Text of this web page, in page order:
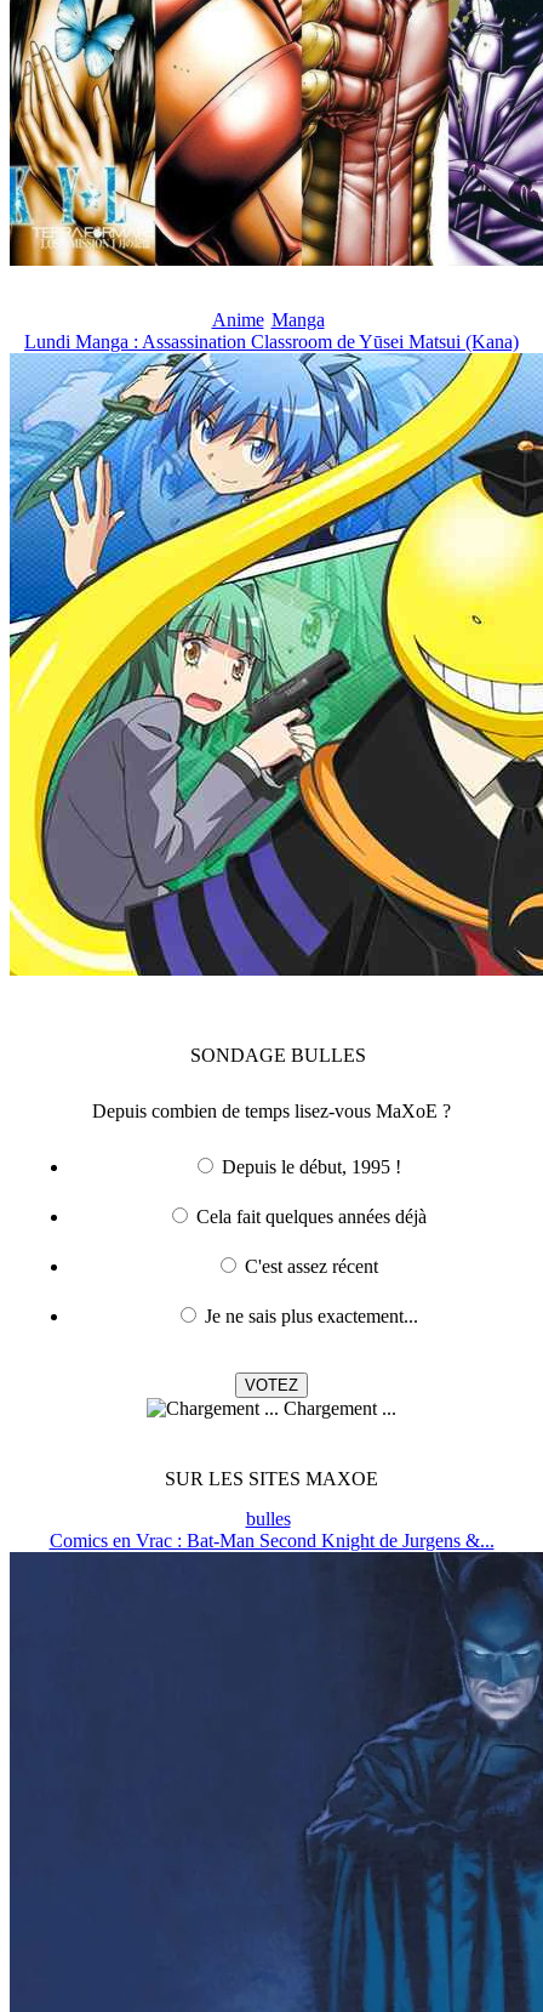
Anime Manga
Lundi Manga : Assassination Classroom de Yūsei Matsui (Kana)
SONDAGE BULLES
Depuis combien de temps lisez-vous MaXoE ?
Depuis le début, 1995 !
Cela fait quelques années déjà
C'est assez récent
Je ne sais plus exactement...
Chargement ...
SUR LES SITES MAXOE
bulles
Comics en Vrac : Bat-Man Second Knight de Jurgens &...